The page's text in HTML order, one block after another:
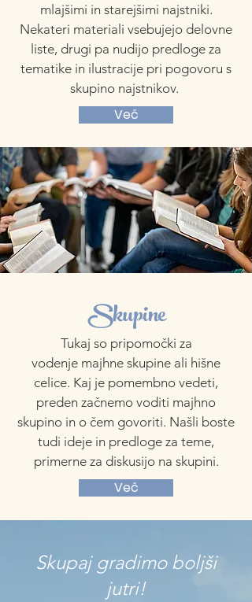
mlajšimi in starejšimi najstniki.
Nekateri materiali vsebujejo delovne
liste, drugi pa nudijo predloge za
tematike in ilustracije pri pogovoru s
skupino najstnikov.
Več
Skupine
Tukaj so pripomočki za
vodenje majhne skupine ali hišne
celice. Kaj je pomembno vedeti,
preden začnemo voditi majhno
skupino in o čem govoriti. Našli boste
tudi ideje in predloge za teme,
primerne za diskusijo na skupini.
Več
Skupaj gradimo boljši
jutri!